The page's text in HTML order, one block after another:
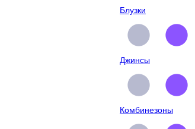
Блузки
Джинсы
Комбинезоны